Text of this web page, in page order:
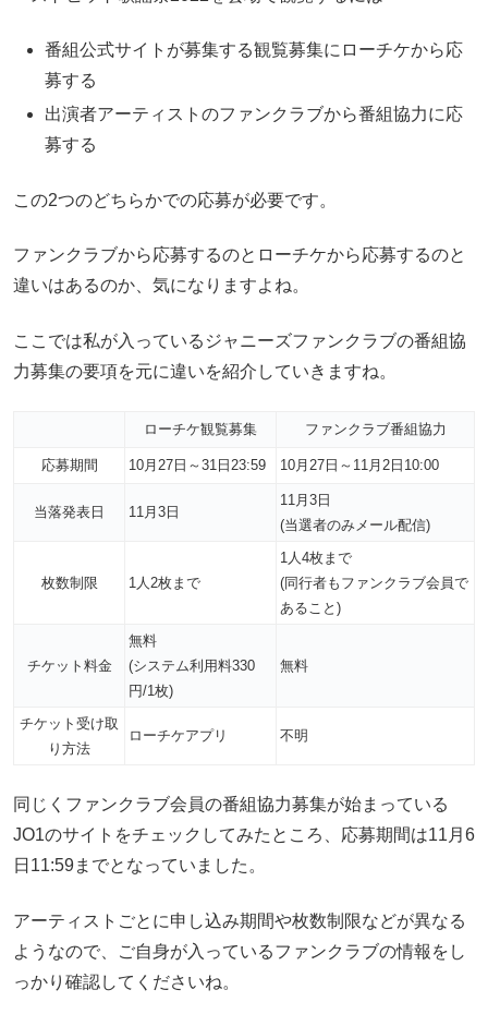
番組公式サイトが募集する観覧募集にローチケから応
募する
出演者アーティストのファンクラブから番組協力に応
募する
この2つのどちらかでの応募が必要です。
ファンクラブから応募するのとローチケから応募するのと
違いはあるのか、気になりますよね。
ここでは私が入っているジャニーズファンクラブの番組協
力募集の要項を元に違いを紹介していきますね。
ローチケ観覧募集 ファンクラブ番組協力
応募期間 10月27日～31日23:59 10月27日～11月2日10:00
当落発表日 11月3日
11月3日
(当選者のみメール配信)
枚数制限 1人2枚まで
1人4枚まで
(同行者もファンクラブ会員で
あること)
チケット料金
無料
(システム利用料330
円/1枚)
無料
チケット受け取
り方法
ローチケアプリ 不明
同じくファンクラブ会員の番組協力募集が始まっている
JO1のサイトをチェックしてみたところ、応募期間は11月6
日11:59までとなっていました。
アーティストごとに申し込み期間や枚数制限などが異なる
ようなので、ご自身が入っているファンクラブの情報をし
っかり確認してくださいね。